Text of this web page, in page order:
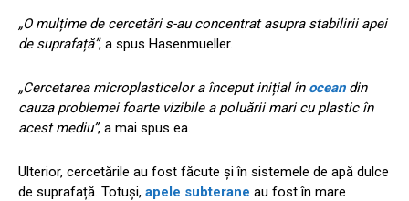
„O mulțime de cercetări s-au concentrat asupra stabilirii apei
de suprafață”, a spus Hasenmueller.
„Cercetarea microplasticelor a început inițial în oceandin
cauza problemei foarte vizibile a poluării mari cu plastic în
acest mediu”, a mai spus ea.
Ulterior, cercetările au fost făcute și în sistemele de apă dulce
de suprafață. Totuși, apele subterane au fost în mare